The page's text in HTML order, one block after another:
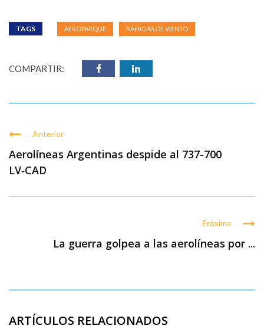
TAGS AEROPARQUE RÁFAGAS DE VIENTO
COMPARTIR:
Anterior
Aerolíneas Argentinas despide al 737-700
LV‑CAD
Próximo
La guerra golpea a las aerolíneas por ...
ARTÍCULOS RELACIONADOS